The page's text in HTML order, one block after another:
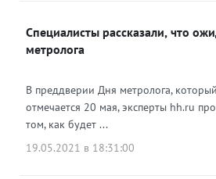
Специалисты рассказали, что
метролога
В преддверии Дня метролога,
отмечается 20 мая, эксперты hh.ru
том, как будет ...
19.05.2021 в 18:31:00